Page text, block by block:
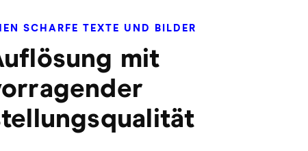
SCHARFE TEXTE UND BILDER
mit